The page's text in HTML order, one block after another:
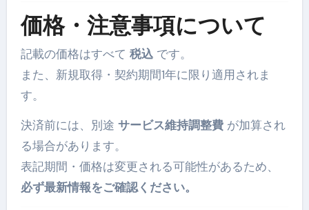
価格・注意事項について
記載の価格はすべて 税込です。
また、新規取得・契約期間1年に限り適用されま
す。
決済前には、別途 サービス維持調整費が加算され
る場合があります。
表記期間・価格は変更される可能性があるため、
必ず最新情報をご確認ください。